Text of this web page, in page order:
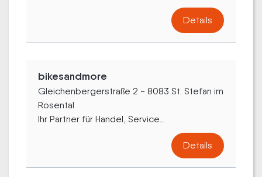
Details
bikesandmore
Gleichenbergerstraße 2 - 8083 St. Stefan im
Rosental
Ihr Partner für Handel, Service...
Details